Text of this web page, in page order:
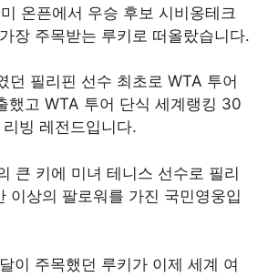
온픈에서 우승 후보 시비옹테크
장 주목받는 루키로 떠올랐습니다.
던 필리핀 선수 최초로 WTA 투어
했고 WTA 투어 단식 세계랭킹 30
빙 레전드입니다.
큰 키에 미녀 테니스 선수로 필리
이상의 팔로워를 가진 국민영웅입
이 주목했던 루키가 이제 세계 여